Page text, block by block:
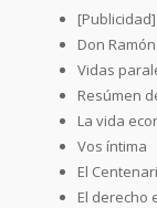
[Publicidad]
Don
Vidas
Resúmen
La vida
Vos íntima
El
El derecho